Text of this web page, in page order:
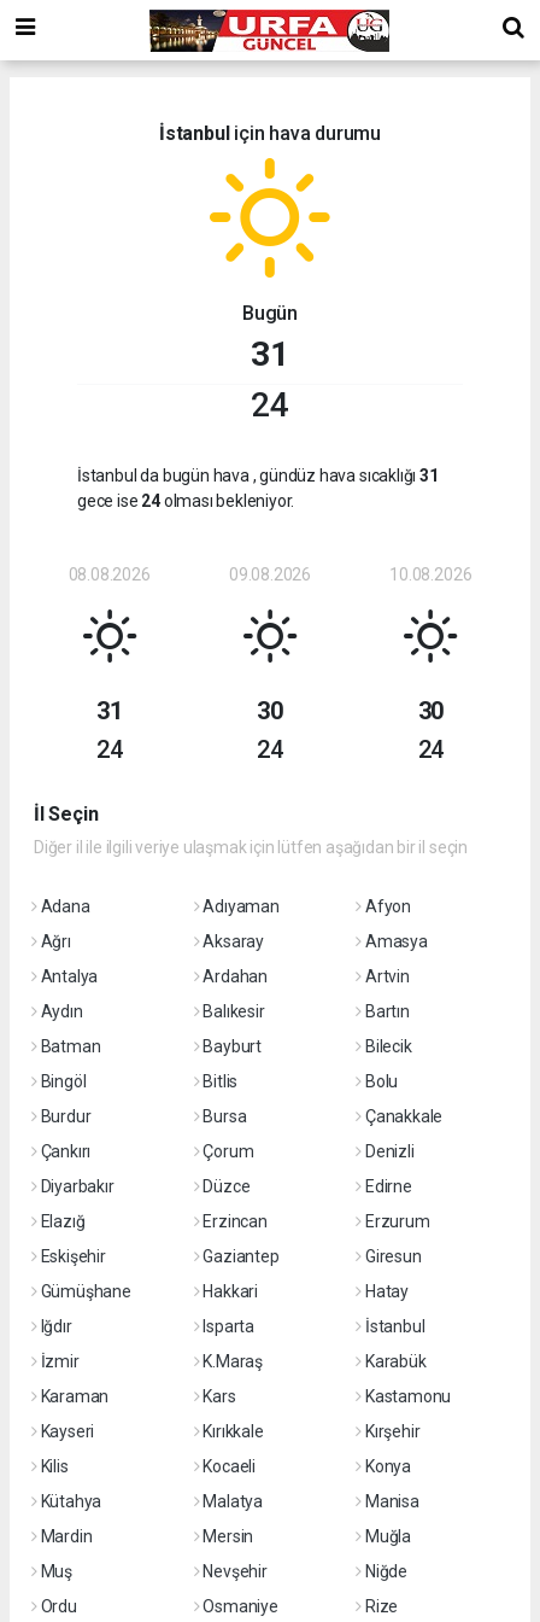
İstanbuliçin hava durumu
Bugün
31
24
İstanbul da bugün hava , gündüz hava sıcaklığı 31
gece ise 24olması bekleniyor.
08.08.2026
31
24
09.08.2026
30
24
10.08.2026
30
24
İl Seçin
Diğer il ile ilgili veriye ulaşmak için lütfen aşağıdan bir il seçin
Adana Adıyaman
Afyon
Ağrı
Aksaray
Amasya
Antalya
Ardahan
Artvin
Aydın
Balıkesir
Bartın
Batman
Bayburt
Bilecik
Bingöl
Bitlis
Bolu
Burdur
Bursa
Çanakkale
Çankırı
Çorum
Denizli
Diyarbakır
Düzce
Edirne
Elazığ
Erzincan
Erzurum
Eskişehir
Gaziantep
Giresun
Gümüşhane
Hakkari
Hatay
Iğdır
Isparta
İstanbul
İzmir
K.Maraş
Karabük
Karaman
Kars
Kastamonu
Kayseri
Kırıkkale
Kırşehir
Kilis
Kocaeli
Konya
Kütahya
Malatya
Manisa
Mardin
Mersin
Muğla
Muş
Nevşehir
Niğde
Ordu
Osmaniye Rize